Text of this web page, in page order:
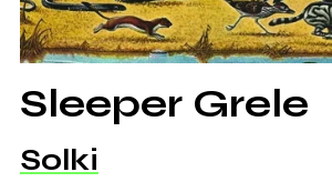
Sleeper Grele
Solki